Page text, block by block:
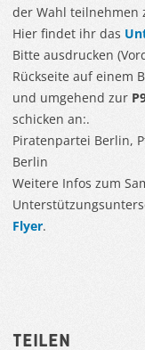
der Wahl teilnehmen
Hier findet ihr das
Bitte ausdrucken
Rückseite auf einem
und umgehend zur
schicken an:.
Piratenpartei Berlin,
Berlin
Weitere Infos zum
Flyer.
Teilen